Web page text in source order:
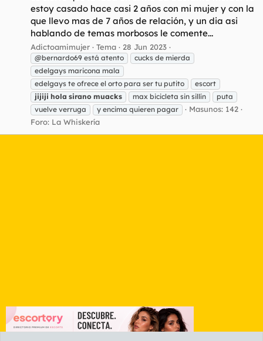
estoy casado hace casi 2 años con mi mujer y con la
que llevo mas de 7 años de relación, y un dia asi
hablando de temas morbosos le comente...
Adictoamimujer Tema 28 Jun 2023
@bernardo69 está atento
cucks de mierda
edelgays maricona mala
edelgays te ofrece el orto para ser tu putito
escort
jijiji hola sirano muacks max bicicleta sin sillín
puta
vuelve verruga
y encima quieren pagar
Masunos: 142
Foro: La Whiskería